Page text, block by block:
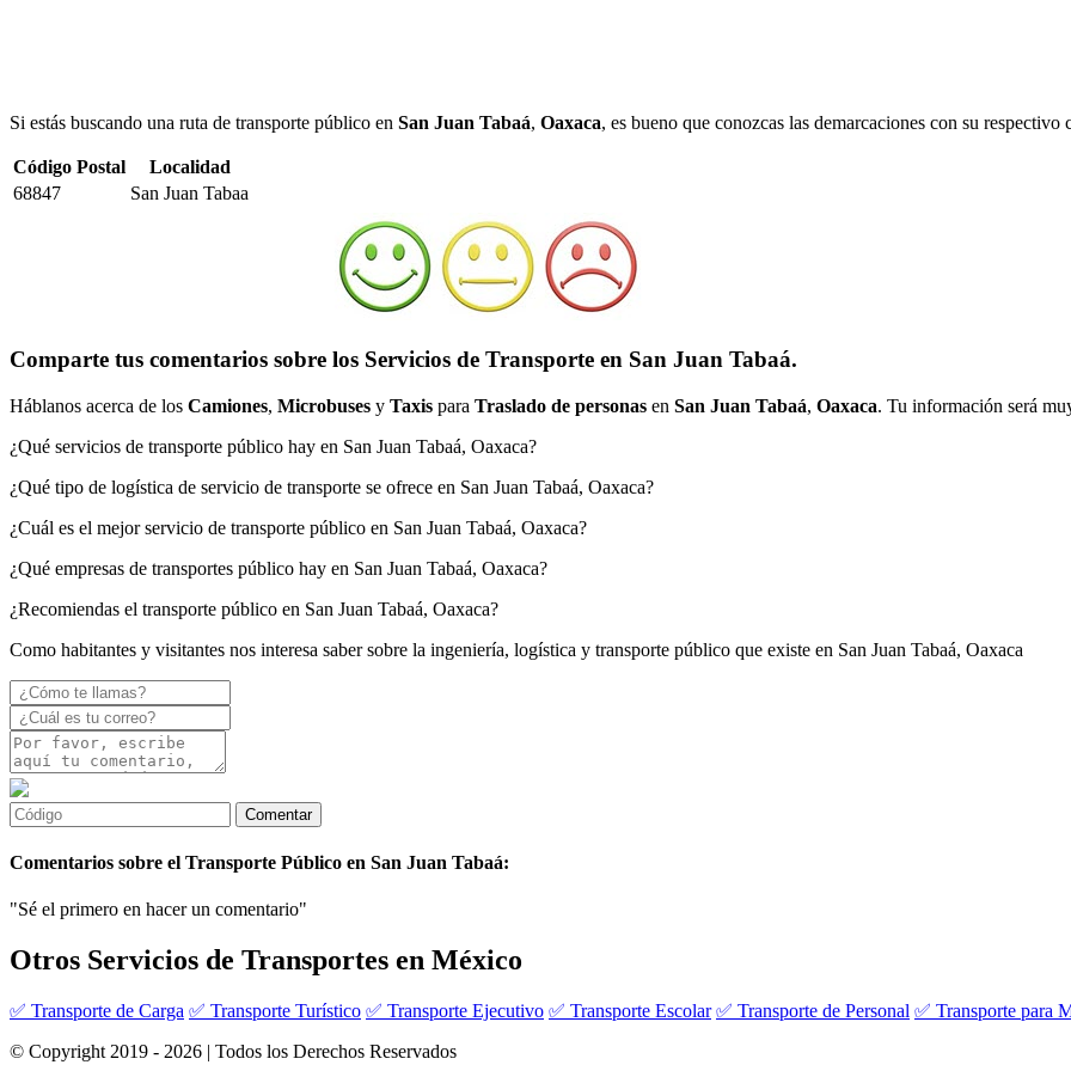
Si estás buscando una ruta de transporte público en San Juan Tabaá, Oaxaca, es bueno que conozcas las demarcaciones con su respectivo
Código Postal
Localidad
68847
San Juan Tabaa
Comparte tus comentarios sobre los Servicios de Transporte en San Juan Tabaá.
Háblanos acerca de los Camiones, Microbuses y Taxis para Traslado de personas en San Juan Tabaá, Oaxaca. Tu información será
¿Qué servicios de transporte público hay en San Juan Tabaá, Oaxaca?
¿Qué tipo de logística de servicio de transporte se ofrece en San Juan Tabaá, Oaxaca?
¿Cuál es el mejor servicio de transporte público en San Juan Tabaá, Oaxaca?
¿Qué empresas de transportes público hay en San Juan Tabaá, Oaxaca?
¿Recomiendas el transporte público en San Juan Tabaá, Oaxaca?
Como habitantes y visitantes nos interesa saber sobre la ingeniería, logística y transporte público que existe en San Juan Tabaá, Oaxaca
Comentarios sobre el Transporte Público en San Juan Tabaá:
"Sé el primero en hacer un comentario"
Otros Servicios de Transportes en México
✅ Transporte de Carga ✅ Transporte Turístico ✅ Transporte Ejecutivo ✅ Transporte Escolar ✅ Transporte de Personal ✅ Transporte para
© Copyright 2019 - 2026 | Todos los Derechos Reservados